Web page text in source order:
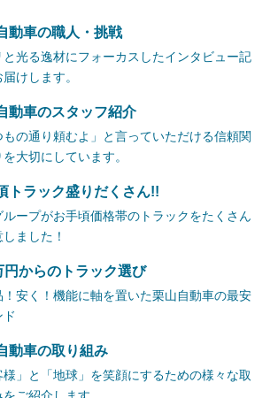
動車の職人・挑戦
と光る逸材にフォーカスしたインタビュー記
けします。
動車のスタッフ紹介
もの通り頼むよ」と言っていただける信頼関
大切にしています。
トラック盛りだくさん!!
ループがお手頃価格帯のトラックをたくさん
ました！
円からのトラック選び
！安く！機能に軸を置いた栗山自動車の最安
ド
動車の取り組み
様」と「地球」を笑顔にするための様々な取
をご紹介します。